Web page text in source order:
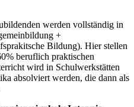
werden vollständig in
+
Bildung). Hier stellen
beruflich praktischen
wird in Schulwerkstätten
absolviert werden, die dann als